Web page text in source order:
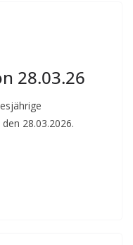
28.03.26
28.03.2026.